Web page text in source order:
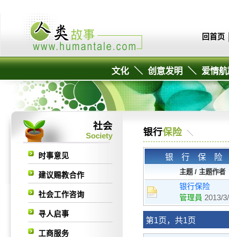
回首页
文化 ＼ 创意发明 ＼ 爱情
社会
Society
时事意见
建议赐教合作
社会工作咨询
寻人启事
工商服务
银行保险 ＼
银行保
主题 / 主题作者
银行保险
管理員 2013/
第1页，共1页